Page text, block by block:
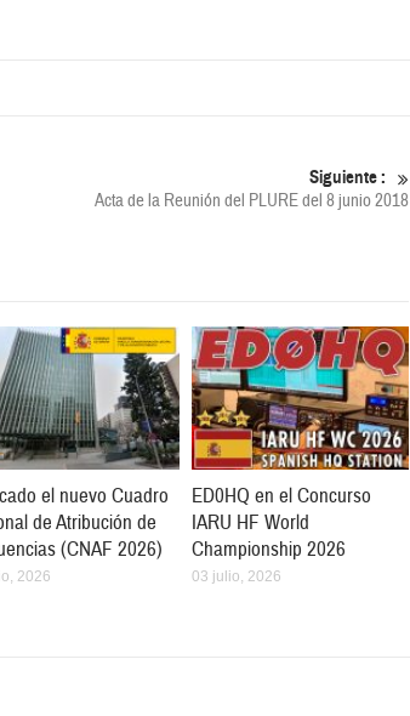
Siguiente :
Acta de la Reunión del PLURE del 8 junio 2018
el nuevo Cuadro
de Atribución de
(CNAF 2026)
2026
ED0HQ en el Concurso
IARU HF World
Championship 2026
03 julio, 2026